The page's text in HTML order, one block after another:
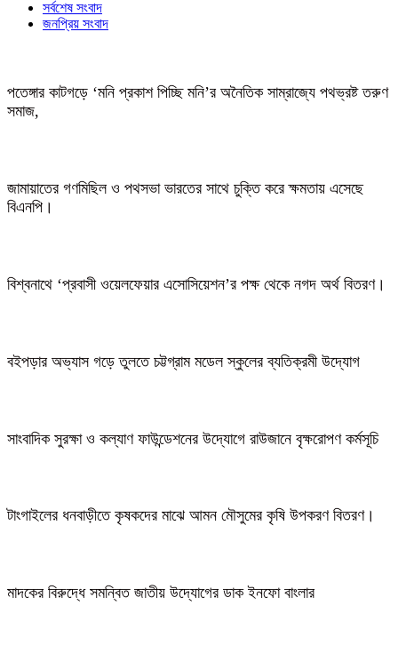
সর্বশেষ সংবাদ
জনপ্রিয় সংবাদ
পতেঙ্গার কাটগড়ে ‘মনি প্রকাশ পিচ্ছি মনি’র অনৈতিক সাম্রাজ্যে পথভ্রষ্ট তরুণ
সমাজ,
জামায়াতের গণমিছিল ও পথসভা ভারতের সাথে চুক্তি করে ক্ষমতায় এসেছে
বিএনপি।
বিশ্বনাথে ‘প্রবাসী ওয়েলফেয়ার এসোসিয়েশন’র পক্ষ থেকে নগদ অর্থ বিতরণ।
বইপড়ার অভ্যাস গড়ে তুলতে চট্টগ্রাম মডেল স্কুলের ব্যতিক্রমী উদ্যোগ
সাংবাদিক সুরক্ষা ও কল্যাণ ফাউন্ডেশনের উদ্যোগে রাউজানে বৃক্ষরোপণ কর্মসূচি
টাংগাইলের ধনবাড়ীতে কৃষকদের মাঝে আমন মৌসুমের কৃষি উপকরণ বিতরণ।
মাদকের বিরুদ্ধে সমন্বিত জাতীয় উদ্যোগের ডাক ইনফো বাংলার